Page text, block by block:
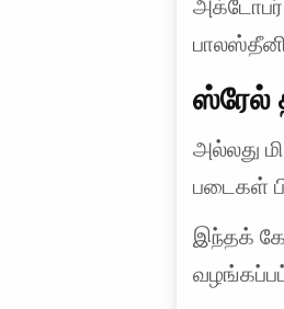
அக்டோபர்
ஸ்ரேல்
அல்லது
படைகள்
இந்தக்